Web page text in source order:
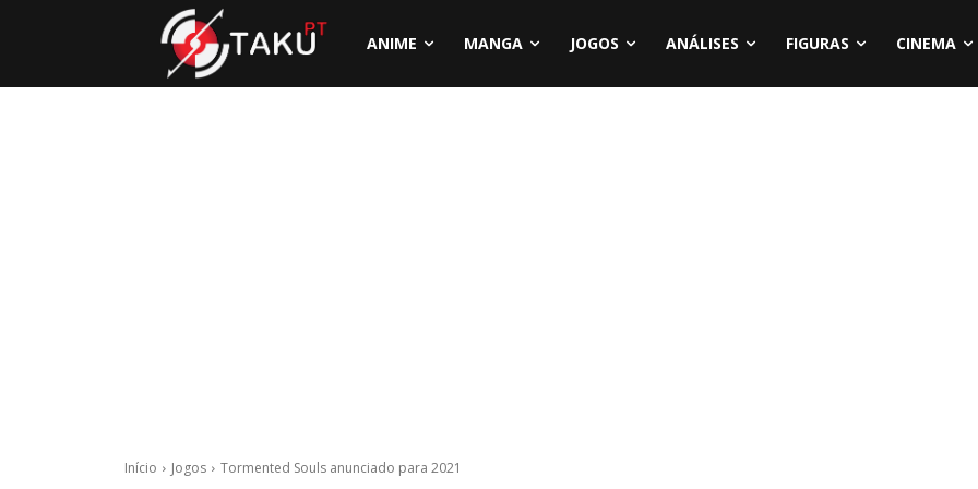
ANIME MANGA JOGOS ANÁLISES FIGURAS CINEMA
Início Jogos Tormented Souls anunciado para 2021